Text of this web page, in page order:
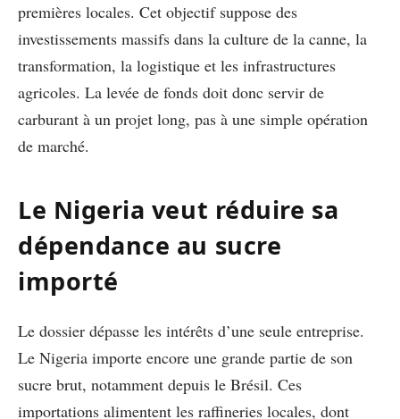
premières locales. Cet objectif suppose des
investissements massifs dans la culture de la canne, la
transformation, la logistique et les infrastructures
agricoles. La levée de fonds doit donc servir de
carburant à un projet long, pas à une simple opération
de marché.
Le Nigeria veut réduire sa
dépendance au sucre
importé
Le dossier dépasse les intérêts d’une seule entreprise.
Le Nigeria importe encore une grande partie de son
sucre brut, notamment depuis le Brésil. Ces
importations alimentent les raffineries locales, dont